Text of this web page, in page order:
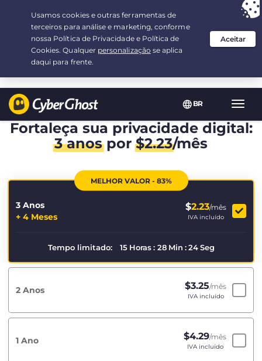
BR
Sua escolha:a melhor ofertapor 3.3333333333333-ano(s) a $
/mês
Fortaleça sua privacidade digital:
3 anospor$2.23/mês
MELHOR VALOR - 83%
3 Anos
+ 4 Meses
$2.23/mês
IVA incluído
Tempo limitado: 15 Horas : 28 Min : 24 Seg
2 Anos $3.25/mês
IVA incluído
1 Ano $4.29/mês
IVA incluído